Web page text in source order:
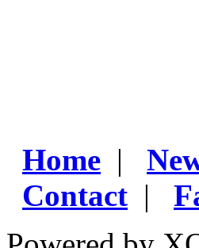
Home |
Contact |